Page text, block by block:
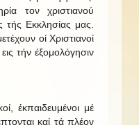
τον χριστιανού
τής Εκκλησίας μας.
οί Χριστιανοί
τήν έξομολόγησιν
έκπαιδευμένοι μέ
καί τά πλέον